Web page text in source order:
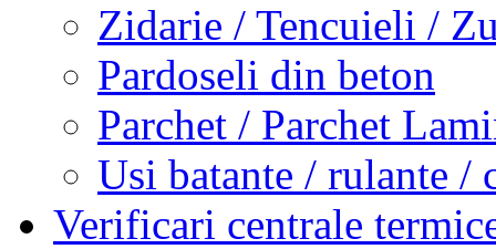
Zidarie / Tencuieli /
Pardoseli din beton
Parchet / Parchet
Usi batante / rulante /
Verificari centrale